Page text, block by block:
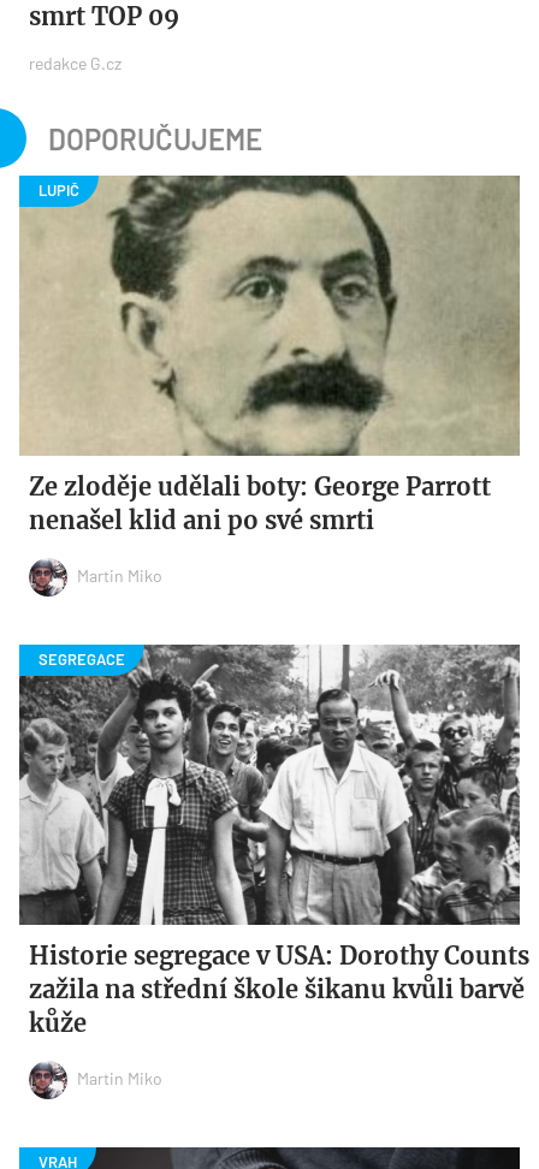
smrt TOP 09
redakce G.cz
DOPORUČUJEME
Ze zloděje udělali boty: George Parrott
nenašel klid ani po své smrti
Martin Miko
Historie segregace v USA: Dorothy Counts
zažila na střední škole šikanu kvůli barvě
kůže
Martin Miko